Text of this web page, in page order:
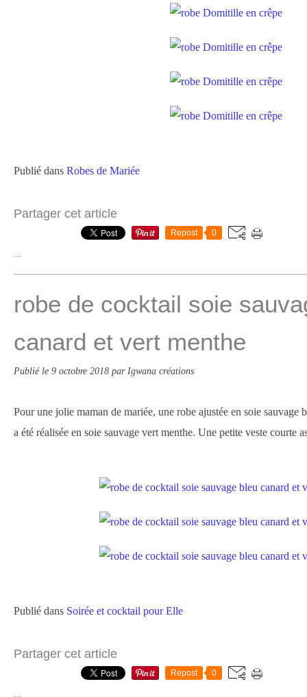
Publié dans Robes de Mariée
Partager cet article
Repost 0
robe de cocktail soie
canard et vert menthe
Publié le 9 octobre 2018 par Igwana créations
Pour une jolie maman de mariée, une robe ajustée en soie sauvage
a été réalisée en soie sauvage vert menthe. Une petite veste courte
Publié dans Soirée et cocktail pour Elle
Partager cet article
Repost 0